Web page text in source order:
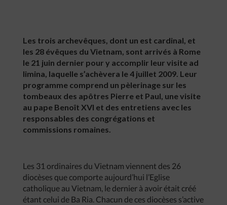
Les trois archevêques, dont un est cardinal, et
les 28 évêques du Vietnam, sont arrivés à Rome
le 21 juin dernier pour y accomplir leur visite ad
limina, laquelle s’achèvera le 4 juillet 2009. Leur
programme comprend un pèlerinage sur les
tombeaux des apôtres Pierre et Paul, une visite
au pape Benoît XVI et des entretiens avec les
responsables des congrégations et
commissions romaines.
Les 31 ordinaires du Vietnam viennent des 26
diocèses que comporte aujourd’hui l’Eglise
catholique au Vietnam, le dernier à avoir était créé
étant celui de Ba Ria. Chacun de ces diocèses s’active